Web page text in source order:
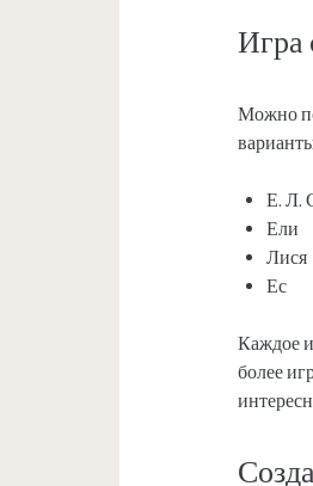
Игра
Можно
Е. Л.
Ели
Лися
Ес
Каждое
более